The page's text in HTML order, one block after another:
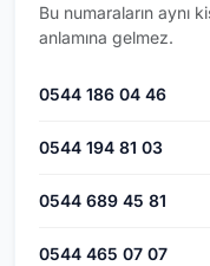
Bu numaraların aynı
anlamına gelmez.
0544 186 04 46
0544 194 81 03
0544 689 45 81
0544 465 07 07